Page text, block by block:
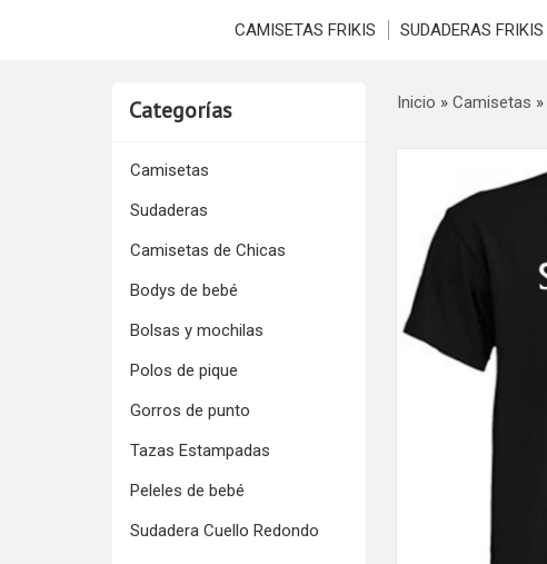
CAMISETAS FRIKIS SUDADERAS FRIKIS
Categorías
Camisetas
Sudaderas
Camisetas de Chicas
Bodys de bebé
Bolsas y mochilas
Polos de pique
Gorros de punto
Tazas Estampadas
Peleles de bebé
Sudadera Cuello Redondo
Inicio » Camisetas »